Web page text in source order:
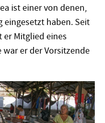
ist einer von denen,
eingesetzt haben. Seit
er Mitglied eines
er der Vorsitzende